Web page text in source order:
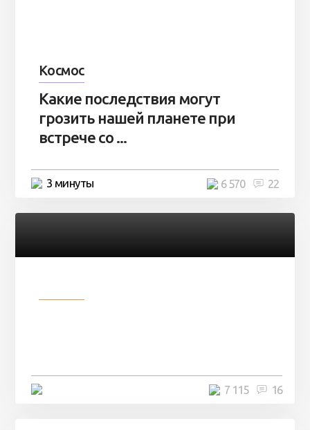
Космос
Какие последствия могут
грозить нашей планете при
встрече со ...
3 минуты 22
6 570
16
7 115